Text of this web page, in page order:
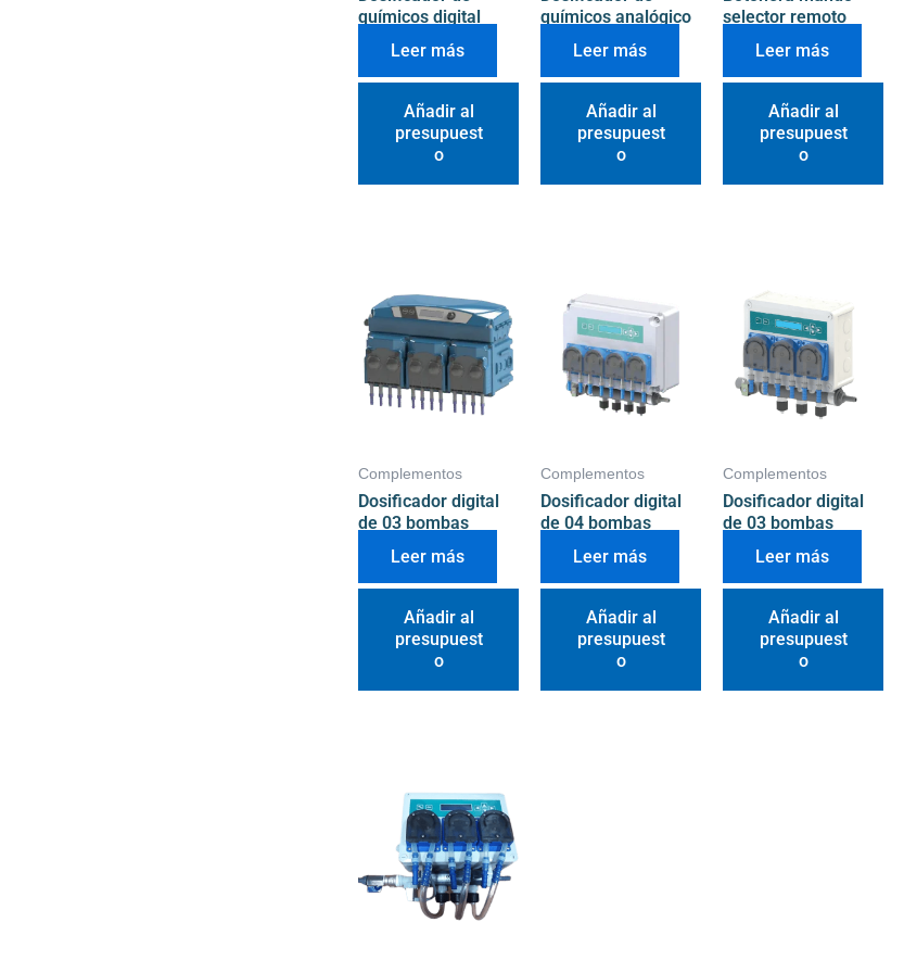
químicos digital
Leer más
Añadir al
presupuest
o
químicos analógico
Leer más
Añadir al
presupuest
o
selector remoto
Leer más
Añadir al
presupuest
o
Complementos
Dosificador digital
de 03 bombas
Leer más
Añadir al
presupuest
o
Complementos
Dosificador digital
de 04 bombas
Leer más
Añadir al
presupuest
o
Complementos
Dosificador digital
de 03 bombas
Leer más
Añadir al
presupuest
o